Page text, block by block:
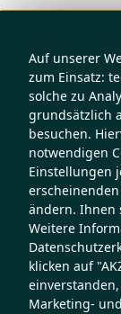
Auf unserer
zum Einsatz:
solche zu
grundsätzlich
besuchen.
notwendigen
Einstellungen
ändern. Ihnen
Weitere
klicken auf
Marketing-